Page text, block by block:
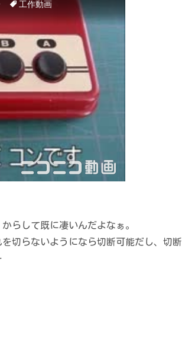
らして既に凄いんだよなぁ。
切らないようになら切断可能だし、切断